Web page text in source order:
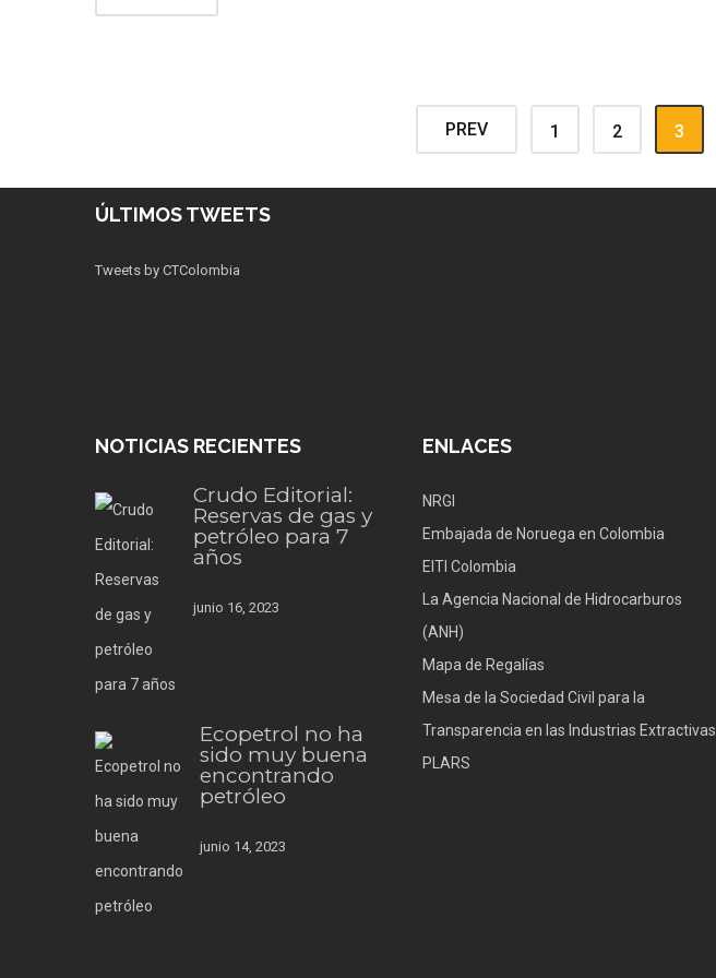
PREV 1 2 3
ÚLTIMOS TWEETS
Tweets by CTColombia
NOTICIAS RECIENTES
Crudo Editorial:
Reservas de gas y
petróleo para 7
años
junio 16, 2023
Ecopetrol no ha
sido muy buena
encontrando
petróleo
junio 14, 2023
ENLACES
NRGI
Embajada de Noruega en Colombia
EITI Colombia
La Agencia Nacional de Hidrocarburos
(ANH)
Mapa de Regalías
Mesa de la Sociedad Civil para la
Transparencia en las Industrias Extractivas
PLARS